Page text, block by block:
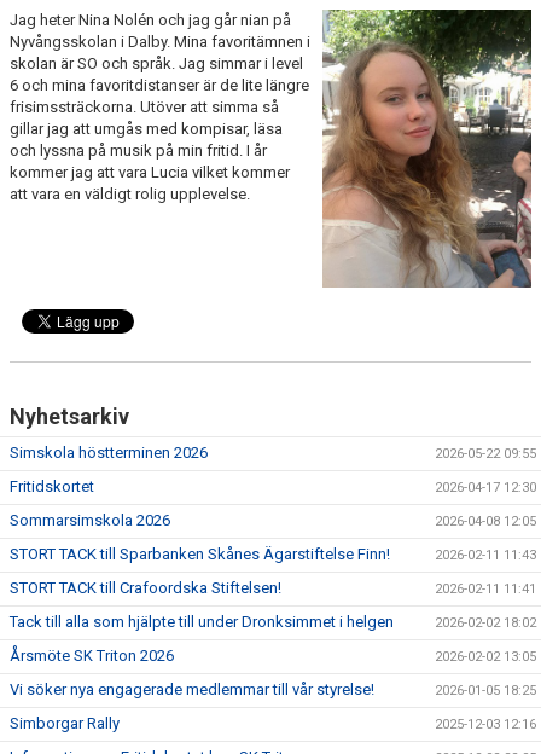
Jag heter Nina Nolén och jag går nian på
Nyvångsskolan i Dalby. Mina favoritämnen i
skolan är SO och språk. Jag simmar i level
6 och mina favoritdistanser är de lite längre
frisimssträckorna. Utöver att simma så
gillar jag att umgås med kompisar, läsa
och lyssna på musik på min fritid. I år
kommer jag att vara Lucia vilket kommer
att vara en väldigt rolig upplevelse.
Nyhetsarkiv
Simskola höstterminen 2026 2026-05-22 09:55
Fritidskortet 2026-04-17 12:30
Sommarsimskola 2026 2026-04-08 12:05
STORT TACK till Sparbanken Skånes Ägarstiftelse Finn! 2026-02-11 11:43
STORT TACK till Crafoordska Stiftelsen! 2026-02-11 11:41
Tack till alla som hjälpte till under Dronksimmet i helgen 2026-02-02 18:02
Årsmöte SK Triton 2026 2026-02-02 13:05
Vi söker nya engagerade medlemmar till vår styrelse! 2026-01-05 18:25
Simborgar Rally 2025-12-03 12:16